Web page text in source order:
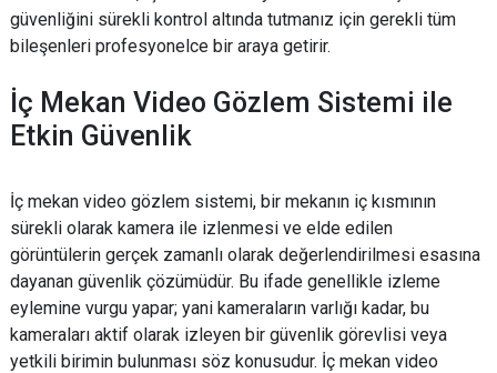
güvenliğini sürekli kontrol altında tutmanız için gerekli tüm
bileşenleri profesyonelce bir araya getirir.
İç Mekan Video Gözlem Sistemi ile
Etkin Güvenlik
İç mekan video gözlem sistemi, bir mekanın iç kısmının
sürekli olarak kamera ile izlenmesi ve elde edilen
görüntülerin gerçek zamanlı olarak değerlendirilmesi esasına
dayanan güvenlik çözümüdür. Bu ifade genellikle izleme
eylemine vurgu yapar; yani kameraların varlığı kadar, bu
kameraları aktif olarak izleyen bir güvenlik görevlisi veya
yetkili birimin bulunması söz konusudur. İç mekan video